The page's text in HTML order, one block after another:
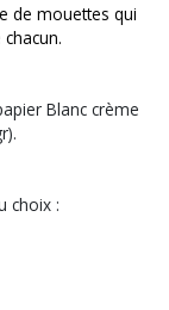
de mouettes qui
Blanc crème
choix :